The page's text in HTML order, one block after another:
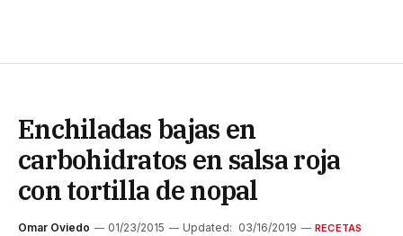
Enchiladas bajas en
carbohidratos en salsa roja
con tortilla de nopal
Omar Oviedo 01/23/2015 Updated: 03/16/2019 RECETAS